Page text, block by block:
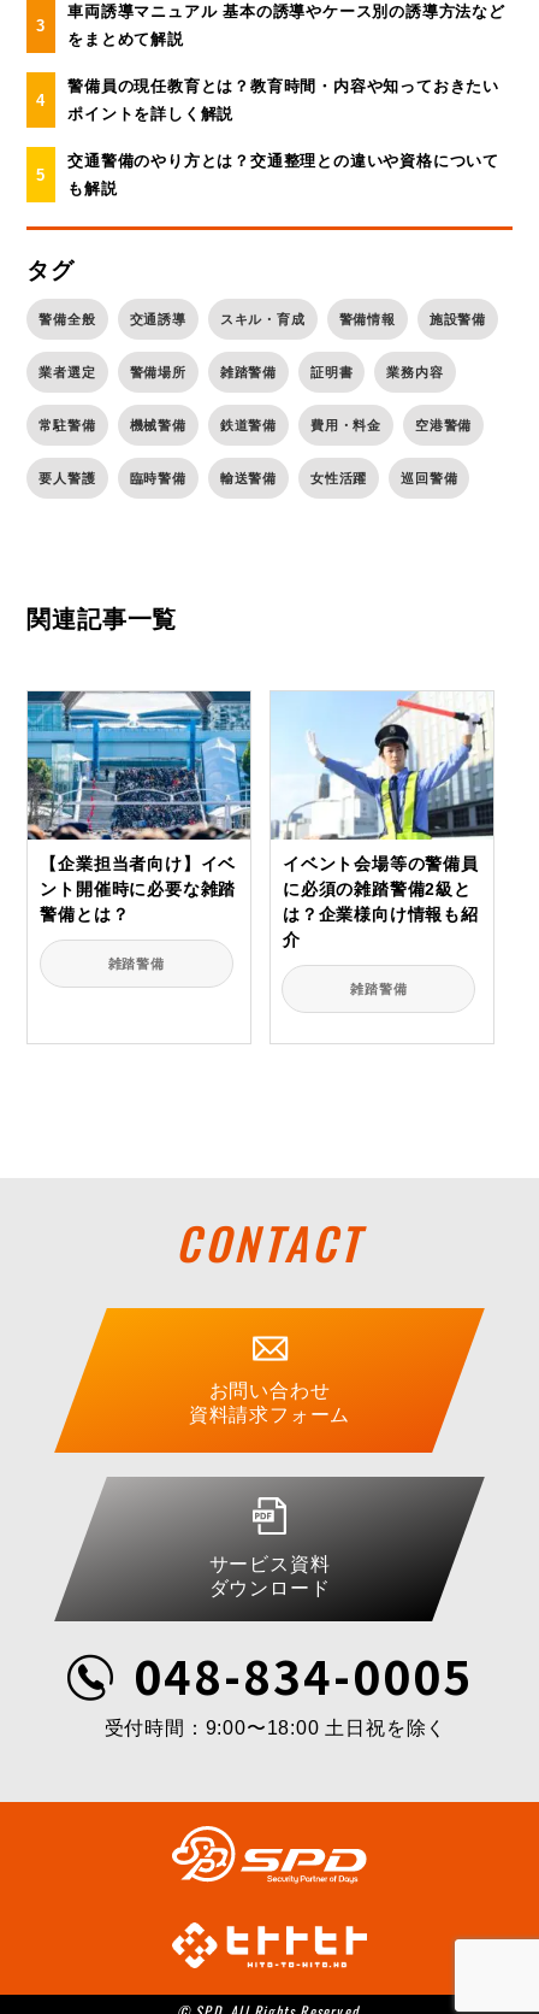
車両誘導マニュアル 基本の誘導やケース別の誘導方法など
をまとめて解説
警備員の現任教育とは？教育時間・内容や知っておきたい
ポイントを詳しく解説
交通警備のやり方とは？交通整理との違いや資格について
も解説
タグ
警備全般 交通誘導 スキル・育成 警備情報 施設警備
業者選定 警備場所 雑踏警備 証明書 業務内容
常駐警備 機械警備 鉄道警備 費用・料金 空港警備
要人警護 臨時警備 輸送警備 女性活躍 巡回警備
関連記事一覧
【企業担当者向け】イベ
ント開催時に必要な雑踏
警備とは？
雑踏警備
イベント会場等の警備員
に必須の雑踏警備2級と
は？企業様向け情報も紹
介
雑踏警備
CONTACT
お問い合わせ
資料請求フォーム
サービス資料
ダウンロード
048-834-0005
受付時間：9:00〜18:00 土日祝を除く